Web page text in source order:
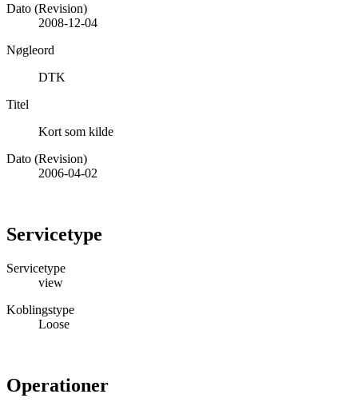
Dato (Revision)
2008-12-04
Nøgleord
DTK
Titel
Kort som kilde
Dato (Revision)
2006-04-02
Servicetype
Servicetype
view
Koblingstype
Loose
Operationer